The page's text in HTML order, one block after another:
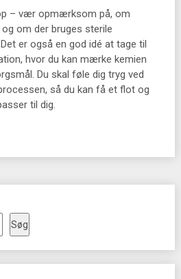
– vær opmærksom på, om
om der bruges sterile
er også en god idé at tage til
hvor du kan mærke kemien
Du skal føle dig tryg ved
så du kan få et flot og
til dig.
Søg